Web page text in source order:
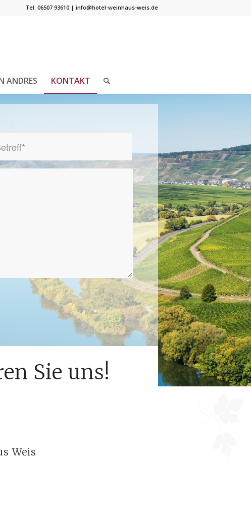
Tel: 06507 93610 | info@hotel-weinhaus-weis.de
ANDRES KONTAKT
Sie uns!
Weis